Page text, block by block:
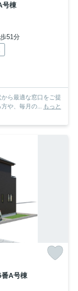
号棟
51分
ら最適な窓口をご提
や、毎月の... もっと
番A号棟